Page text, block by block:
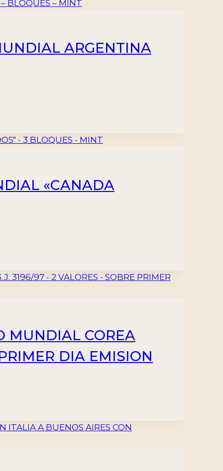
ARGENTINA
«CANADA
MUNDIAL COREA
DIA EMISION